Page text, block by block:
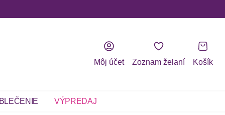
Môj účet Zoznam želaní Košík
VÝPREDAJ